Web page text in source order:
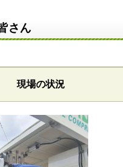
さん
現場の状況